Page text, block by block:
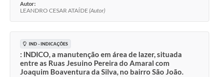
Autor:
LEANDRO CESAR ATAÍDE(Autor)
IND - INDICAÇÕES
: lNDlCO, a manutenção em área de lazer, situada
entre as Ruas Jesuino Pereira do Amaral com
Joaquim Boaventura da Silva, no bairro São João.